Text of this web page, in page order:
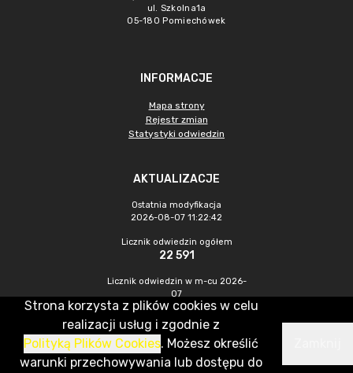
ul. Szkolna1a
05-180 Pomiechówek
INFORMACJE
Mapa strony
Rejestr zmian
Statystyki odwiedzin
AKTUALIZACJE
Ostatnia modyfikacja
2026-08-07 11:22:42
Licznik odwiedzin ogółem
22 591
Licznik odwiedzin w m-cu 2026-
07
577
CMS & Hosting: Nefeni Sp. z o.o.
Strona korzysta z plików cookies w celu
realizacji usług i zgodnie z
Polityką Plików Cookies. Możesz określić
warunki przechowywania lub dostępu do